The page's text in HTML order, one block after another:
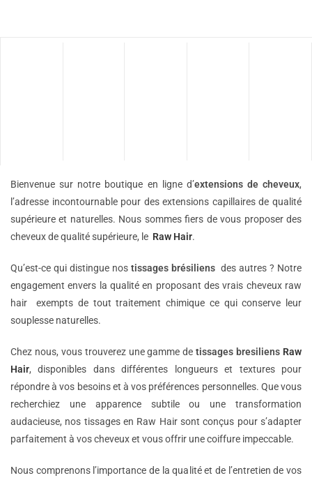
Bienvenue sur notre boutique en ligne d’extensions decheveux,
l’adresse incontournable pour des extensions capillaires de qualité
supérieure et naturelles. Nous sommes fiers de vous proposer des
cheveux de qualité supérieure, le Raw Hair.
Qu’est-ce qui distingue nos tissages brésiliens des autres ? Notre
engagement envers la qualité en proposant des vrais cheveux raw
hair exempts de tout traitement chimique ce qui conserve leur
souplesse naturelles.
Chez nous, vous trouverez une gamme detissages bresiliens Raw
Hair, disponibles dans différentes longueurs et textures pour
répondre à vos besoins et à vos préférences personnelles. Que vous
recherchiez une apparence subtile ou une transformation
audacieuse, nos tissages en Raw Hair sont conçus pour s’adapter
parfaitement à vos cheveux et vous offrir une coiffure impeccable.
Nous comprenons l’importance de la qualité et de l’entretien de vos